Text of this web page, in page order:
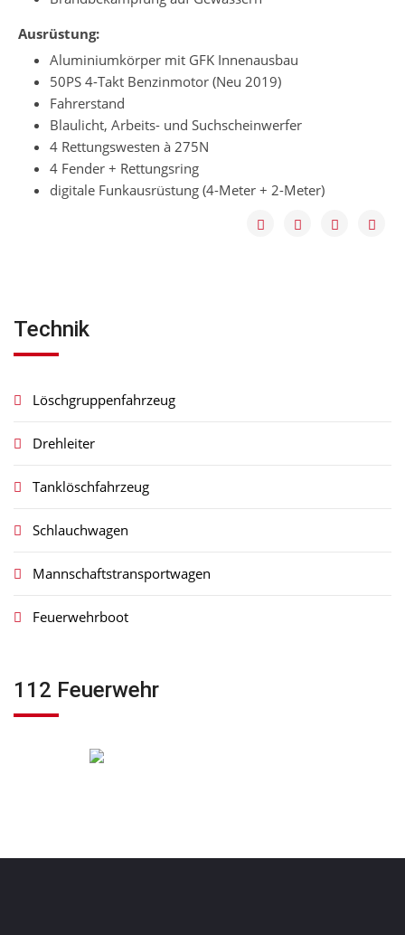
Ausrüstung:
Aluminiumkörper mit GFK Innenausbau
50PS 4-Takt Benzinmotor (Neu 2019)
Fahrerstand
Blaulicht, Arbeits- und Suchscheinwerfer
4 Rettungswesten à 275N
4 Fender + Rettungsring
digitale Funkausrüstung (4-Meter + 2-Meter)
Technik
Löschgruppenfahrzeug
Drehleiter
Tanklöschfahrzeug
Schlauchwagen
Mannschaftstransportwagen
Feuerwehrboot
112 Feuerwehr